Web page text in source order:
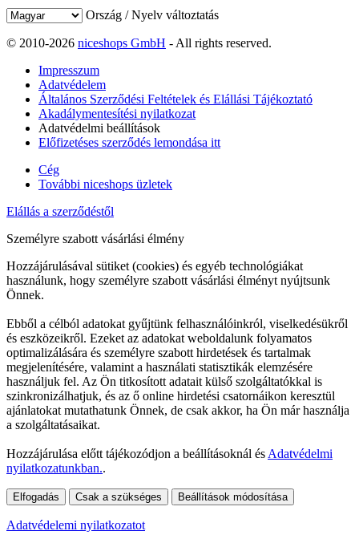
Ország / Nyelv változtatás
© 2010-2026 niceshops GmbH - All rights reserved.
Impresszum
Adatvédelem
Általános Szerződési Feltételek és Elállási Tájékoztató
Akadálymentesítési nyilatkozat
Adatvédelmi beállítások
Előfizetéses szerződés lemondása itt
Cég
További niceshops üzletek
Elállás a szerződéstől
Személyre szabott vásárlási élmény
Hozzájárulásával sütiket (cookies) és egyéb technológiákat
használunk, hogy személyre szabott vásárlási élményt nyújtsunk
Önnek.
Ebből a célból adatokat gyűjtünk felhasználóinkról, viselkedésükről
és eszközeikről. Ezeket az adatokat weboldalunk folyamatos
optimalizálására és személyre szabott hirdetések és tartalmak
megjelenítésére, valamint a használati statisztikák elemzésére
használjuk fel. Az Ön titkosított adatait külső szolgáltatókkal is
szinkronizálhatjuk, és az ő online hirdetési csatornáikon keresztül
ajánlatokat mutathatunk Önnek, de csak akkor, ha Ön már használja
a szolgáltatásaikat.
Hozzájárulása előtt tájékozódjon a beállításoknál és Adatvédelmi
nyilatkozatunkban..
Elfogadás Csak a szükséges Beállítások módosítása
Adatvédelemi nyilatkozatot